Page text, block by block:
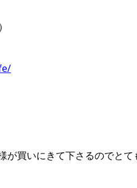
買いにきて下さるのでとて